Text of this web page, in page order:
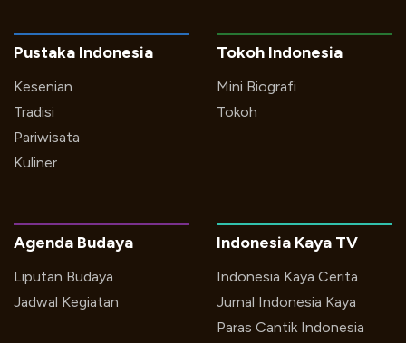
Pustaka Indonesia
Kesenian
Tradisi
Pariwisata
Kuliner
Tokoh Indonesia
Mini Biografi
Tokoh
Indonesia Kaya TV
Indonesia Kaya Cerita
Jurnal Indonesia Kaya
Paras Cantik Indonesia
Agenda Budaya
Liputan Budaya
Jadwal Kegiatan